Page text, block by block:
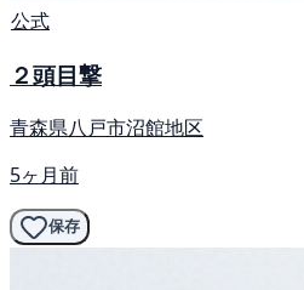
公式
２頭目撃
青森県八戸市沼館地区
5ヶ月前
保存